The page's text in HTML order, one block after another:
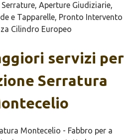
Aperture Giudiziarie,
e Tapparelle, Pronto Intervento
Cilindro Europeo
servizi per
Serratura